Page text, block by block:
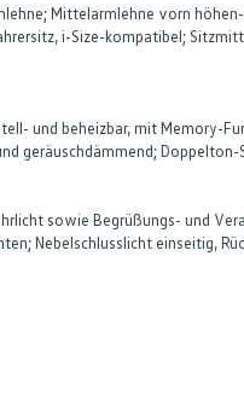
Mittelarmlehne vorn
i-Size-kompatibel;
und beheizbar, mit Memory-
geräuschdämmend;
sowie Begrüßungs- und
Nebelschlusslicht einseitig,